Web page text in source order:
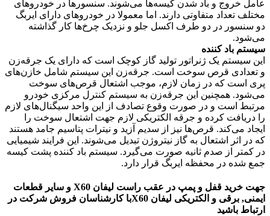
عامل خروج و باد شدن کیسه‌ها می‌شوند. سنسورها در خودروهای
مختلف تعداد متفاوتی دارند. اما معمولا در خودروهای دارای ایربگ
دو سنسور در دو طرف اکسل جلو و نزدیک چرخ‌ها کار گذاشته
می‌شود.
سیستم باد کننده
این سیستم یک ژنراتور تولید گاز کوچک است که دارای یک جرقه‌زن
و تعدادی قرص سوخت است. جرقه‌زن این سیستم شامل خازن‌های
پری است که در زمان لازم، موجب اشتعال قرص‌های سوخت
می‌شود. همچنین این جرقه‌زن به سیستم کنترل مرکزی خودرو
مرتبط است و در صورت وقوع تصادف از این واحد سیگنال‌های لازم
را دریافت کرده و جرقه‌ الکتریکی لازم جهت اشتعال سوخت را
ایجاد می‌کند. قرص‌ها نیز از سدیم آزید و نیترات پتاسیم جامد هستند
که در اثر اشتعال به گاز نیتروژن تبدیل می‌شوند. این فرایند شیمیایی
در کمتر از صدم ثانیه صورت می‌گیرد. سیستم باد کننده پشت کیسه‌
جمع شده در محفظه‌ ایربگ قرار دارد.
جهت خرید قفل و پمپ در عقب راست لیفان X60 و سایر قطعات
ایمنی, برقی و الکتریکی لیفان X60با کارشناسان فروش شرکت در
ارتباط باشید